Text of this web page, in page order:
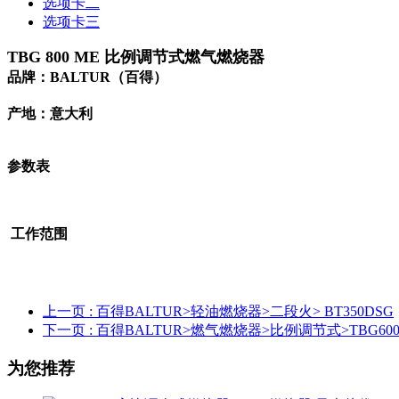
选项卡三
TBG 800 ME 比例调节式燃气燃烧器
品牌：BALTUR（百得）
产地：意大利
参数表
工作范围
上一页 : 百得BALTUR>轻油燃烧器>二段火> BT350DSG
下一页 : 百得BALTUR>燃气燃烧器>比例调节式
为您推荐